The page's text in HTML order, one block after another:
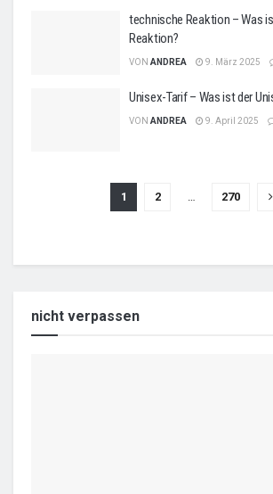
technische Reaktion – Was
Reaktion?
VON ANDREA 9. März 2025
Unisex-Tarif – Was ist der
VON ANDREA 9. April 2025
1 2 … 270
nicht verpassen